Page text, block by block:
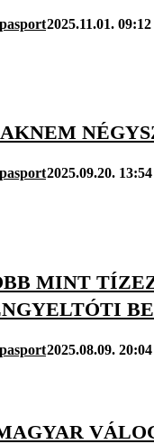
2025.11.01. 09:12
2025.09.20. 13:54
MINT
2025.08.09. 20:04